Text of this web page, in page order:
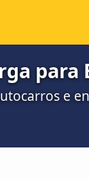
para
e